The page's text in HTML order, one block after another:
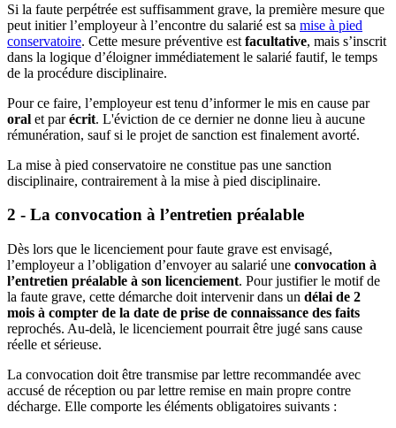
Si la faute perpétrée est suffisamment grave, la première mesure que
peut initier l’employeur à l’encontre du salarié est sa mise à pied
conservatoire. Cette mesure préventive est facultative, mais s’inscrit
dans la logique d’éloigner immédiatement le salarié fautif, le temps
de la procédure disciplinaire.
Pour ce faire, l’employeur est tenu d’informer le mis en cause par
oral et parécrit. L'éviction de ce dernier ne donne lieu à aucune
rémunération, sauf si le projet de sanction est finalement avorté.
La mise à pied conservatoire ne constitue pas une sanction
disciplinaire, contrairement à la mise à pied disciplinaire.
2 - La convocation à l’entretien préalable
Dès lors que le licenciement pour faute grave est envisagé,
l’employeur a l’obligation d’envoyer au salarié une convocation à
l’entretien préalable à son licenciement. Pour justifier le motif de
la faute grave, cette démarche doit intervenir dans un délai de 2
mois à compter de la date de prise de connaissance des faits
reprochés. Au-delà, le licenciement pourrait être jugé sans cause
réelle et sérieuse.
La convocation doit être transmise par lettre recommandée avec
accusé de réception ou par lettre remise en main propre contre
décharge. Elle comporte les éléments obligatoires suivants :